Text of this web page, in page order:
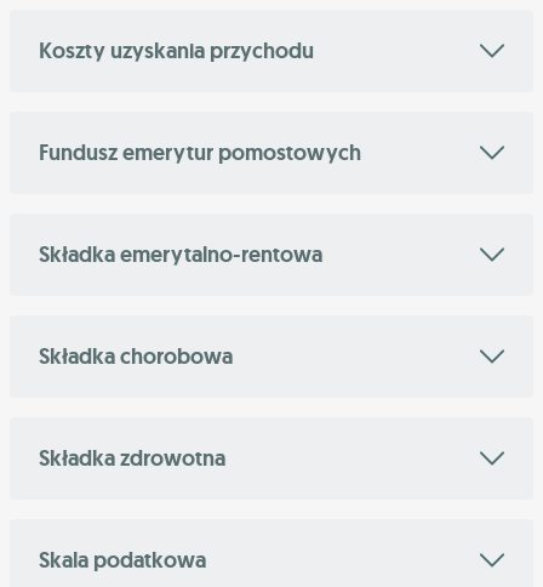
Koszty uzyskania przychodu
Fundusz emerytur pomostowych
Składka emerytalno-rentowa
Składka chorobowa
Składka zdrowotna
Skala podatkowa